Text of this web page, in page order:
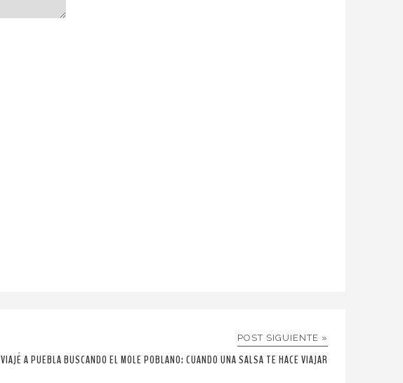
POST SIGUIENTE »
VIAJÉ A PUEBLA BUSCANDO EL MOLE POBLANO: CUANDO UNA SALSA TE HACE VIAJAR